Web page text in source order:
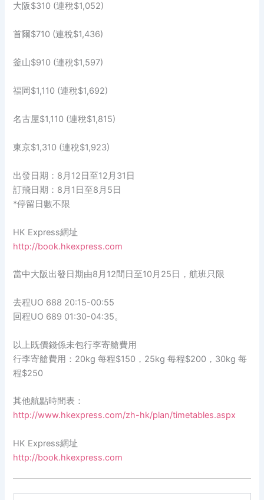
大阪$310 (連稅$1,052)
首爾$710 (連稅$1,436)
釜山$910 (連稅$1,597)
福岡$1,110 (連稅$1,692)
名古屋$1,110 (連稅$1,815)
東京$1,310 (連稅$1,923)
出發日期：8月12日至12月31日
訂飛日期：8月1日至8月5日
*停留日數不限
HK Express網址
http://book.hkexpress.com
當中大阪出發日期由8月12間日至10月25日，航班只限
去程UO 688 20:15-00:55
回程UO 689 01:30-04:35。
以上既價錢係未包行李寄艙費用
行李寄艙費用：20kg 每程$150，25kg 每程$200，30kg 每
程$250
其他航點時間表：
http://www.hkexpress.com/zh-hk/plan/timetables.aspx
HK Express網址
http://book.hkexpress.com